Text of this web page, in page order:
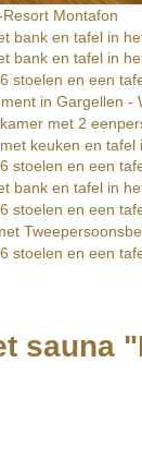
sauna